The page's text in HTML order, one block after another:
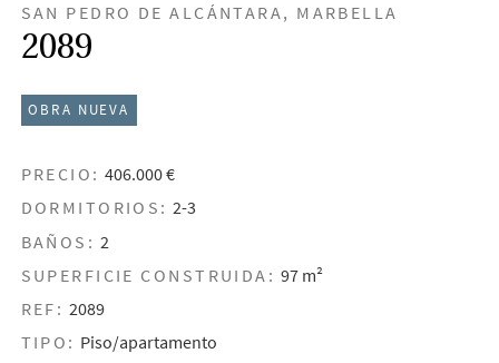
SAN PEDRO DE ALCÁNTARA, MARBELLA
2089
OBRA NUEVA
PRECIO: 406.000 €
DORMITORIOS: 2-3
BAÑOS: 2
SUPERFICIE CONSTRUIDA: 97 m²
REF: 2089
TIPO: Piso/apartamento